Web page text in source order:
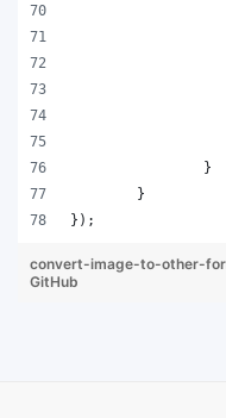
		}
	}
});
convert-image-to-other-
GitHub